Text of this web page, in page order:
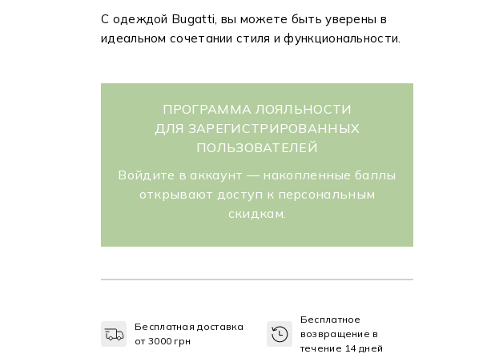
С одеждой Bugatti, вы можете быть уверены в
идеальном сочетании стиля и функциональности.
ПРОГРАММА ЛОЯЛЬНОСТИ
ДЛЯ ЗАРЕГИСТРИРОВАННЫХ
ПОЛЬЗОВАТЕЛЕЙ
Войдите в аккаунт — накопленные баллы
открывают доступ к персональным
скидкам.
Бесплатная доставка
от 3000 грн
Бесплатное
возвращение в
течение 14 дней